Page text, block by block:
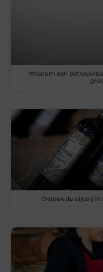
Waarom een
Ontdek de slijterij in